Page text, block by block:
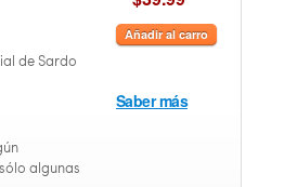
de Sardo
algunas
Añadir al carro
Saber más